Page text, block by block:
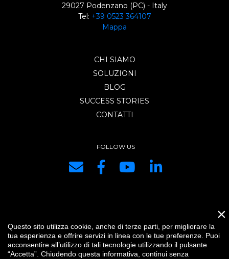
29027 Podenzano (PC) - Italy
Tel: +39 0523 364107
Mappa
CHI SIAMO
SOLUZIONI
BLOG
SUCCESS STORIES
CONTATTI
FOLLOW US
DRG SYSTEMS srl | P.IVA e C.F. IT01334440334 | REA di PC 153421 |
Capitale Sociale € 10.400,00 i.v. | Credits Impostazioni cookie
Privacy
×
Questo sito utilizza cookie, anche di terze parti, per migliorare la
tua esperienza e offrire servizi in linea con le tue preferenze. Puoi
acconsentire all’utilizzo di tali tecnologie utilizzando il pulsante
“Accetta”. Chiudendo questa informativa, continui senza